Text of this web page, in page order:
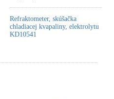
Refraktometer, skúšačka
chladiacej kvapaliny, elektrolytu
KD10541